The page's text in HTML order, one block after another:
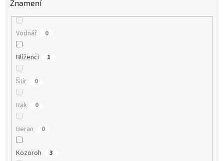
Znamení
Vodnář 0
Blíženci 1
Štír 0
Rak 0
Beran 0
Kozoroh 3